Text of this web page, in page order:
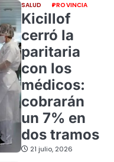
SALUD PROVINCIA
Kicillof
cerró la
paritaria
con los
médicos:
cobrarán
un 7% en
dos tramos
21 julio, 2026